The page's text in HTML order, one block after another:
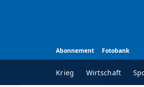
Abonnement Fotobank
Krieg Wirtschaft